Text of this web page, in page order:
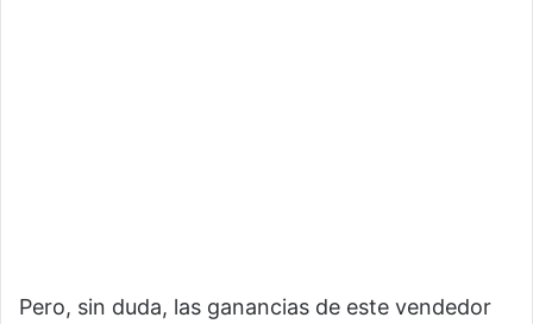
Pero, sin duda, las ganancias de este vendedor